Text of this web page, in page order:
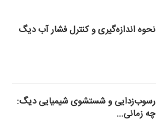
نحوه اندازه‌گیری و کنترل فشار آب دیگ
رسوب‌زدایی و شستشوی شیمیایی دیگ:
چه زمانی...